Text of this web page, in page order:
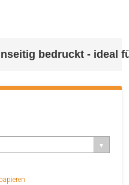
bedruckt - ideal